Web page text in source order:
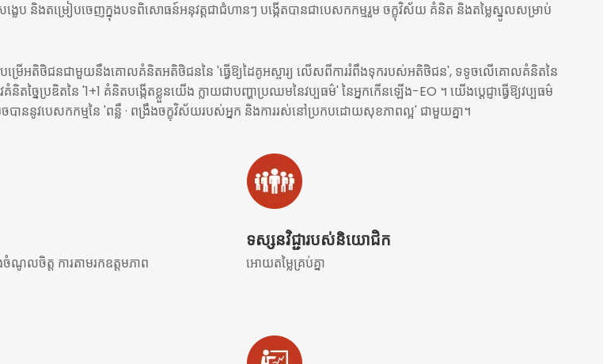
ង្ខេប និងតម្រៀបចេញក្នុងបទពិសោធន៍អនុវត្តជាជំហានៗ បង្កើតបានជាបេសកកម្មរួម ចក្ខុវិស័យ គំនិត និងតម្លៃស្នូលសម្រាប់
ើអតិថិជនជាមួយនឹងគោលគំនិតអតិថិជននៃ 'ធ្វើឱ្យដៃគូអស្ចារ្យ លើសពីការរំពឹងទុករបស់អតិថិជន', ទទូចលើគោលគំនិតនៃ
នៃប្រឌិតនៃ '1+1 គំនិតបង្កើតខ្លួនយើង ក្លាយជាបញ្ហាប្រឈមនៃវប្បធម៌' នៃអ្នកកើនឡើង-EO ។ យើងប្តេជ្ញាធ្វើឱ្យវប្បធម៌
ាននូវបេសកកម្មនៃ 'ពន្លឺ · ពង្រឹងចក្ខុវិស័យរបស់អ្នក និងការរស់នៅប្រកបដោយសុខភាពល្អ' ជាមួយគ្នា។
ល​ចិត្ត ការ​តាម​រក​ឧត្តមភាព
ទស្សនវិជ្ជារបស់និយោជិក
អោយតម្លៃគ្រប់គ្នា